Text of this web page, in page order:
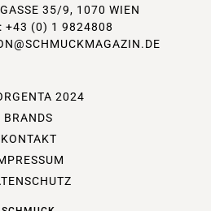
35/9, 1070 WIEN
+43 (0) 1 9824808
2024
BRANDS
KONTAKT